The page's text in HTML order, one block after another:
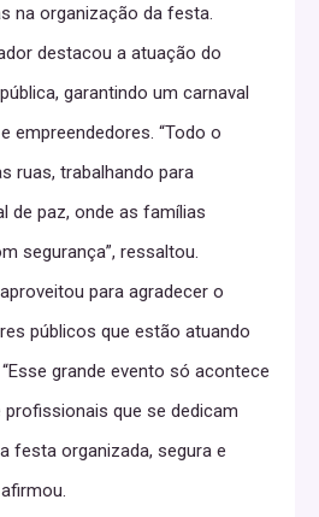
na organização da festa.
destacou a atuação do
garantindo um carnaval
empreendedores. “Todo o
ruas, trabalhando para
de paz, onde as famílias
segurança”, ressaltou.
para agradecer o
públicos que estão atuando
grande evento só acontece
que se dedicam
festa organizada, segura e